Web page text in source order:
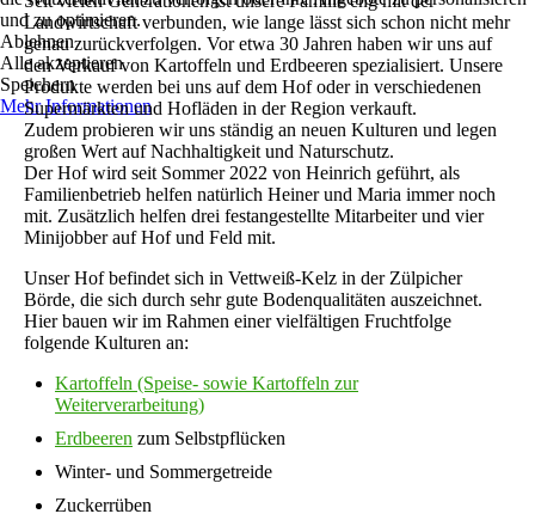
Landwirtschaft verbunden, wie lange lässt sich schon nicht mehr
genau zurückverfolgen. Vor etwa 30 Jahren haben wir uns auf
den Verkauf von Kartoffeln und Erdbeeren spezialisiert. Unsere
Produkte werden bei uns auf dem Hof oder in verschiedenen
Supermärkten und Hofläden in der Region verkauft.
Zudem probieren wir uns ständig an neuen Kulturen und legen
großen Wert auf Nachhaltigkeit und Naturschutz.
Der Hof wird seit Sommer 2022 von Heinrich geführt, als
Familienbetrieb helfen natürlich Heiner und Maria immer noch
mit. Zusätzlich helfen drei festangestellte Mitarbeiter und vier
Minijobber auf Hof und Feld mit.
Unser Hof befindet sich in Vettweiß-Kelz in der Zülpicher
Börde, die sich durch sehr gute Bodenqualitäten auszeichnet.
Hier bauen wir im Rahmen einer vielfältigen Fruchtfolge
folgende Kulturen an:
Kartoffeln (Speise- sowie Kartoffeln zur
Weiterverarbeitung)
Erdbeeren zum Selbstpflücken
Winter- und Sommergetreide
Zuckerrüben
und zu optimieren.
Ablehnen
Alle akzeptieren
Speichern
Mehr Informationen